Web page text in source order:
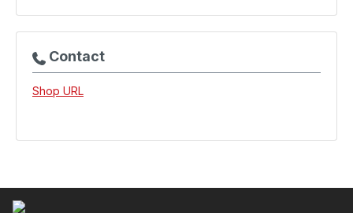
Contact
Shop URL